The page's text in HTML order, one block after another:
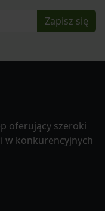
Zapisz się
oferujący szeroki
w konkurencyjnych